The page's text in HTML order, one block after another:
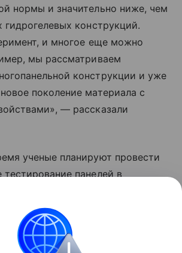
нормы и значительно ниже, чем
гидрогелевых конструкций.
и многое еще можно
мы рассматриваем
конструкции и уже
поколение материала с
— рассказали
ученые планируют провести
тестирование панелей в
на телеграм-канал «РБК
в курсе последних тенденций в